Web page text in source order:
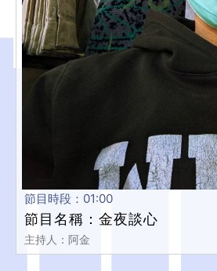
節目時段：01:00
節目名稱：金夜談心
主持人：阿金